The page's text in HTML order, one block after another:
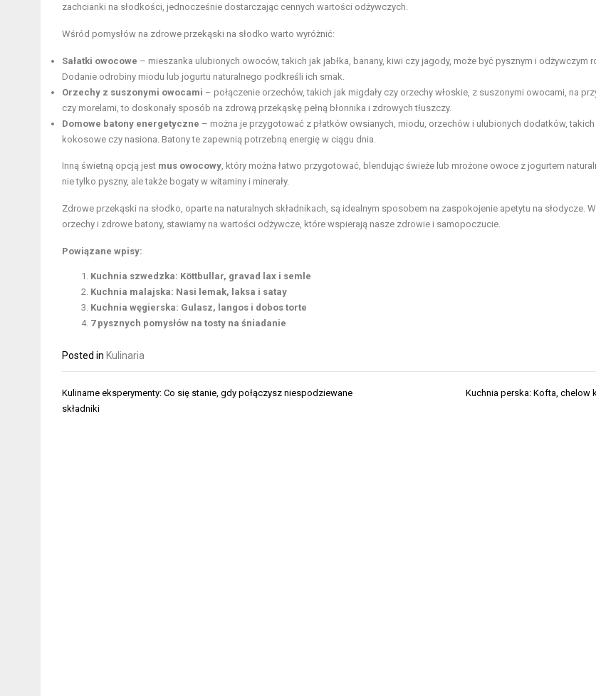
zachcianki na słodkości, jednocześnie dostarczając cennych wartości odżywczych.
Wśród pomysłów na zdrowe przekąski na słodko warto wyróżnić:
Sałatki owocowe – mieszanka ulubionych owoców, takich jak jabłka, banany, kiwi czy jagody, może być pysznym i odżywczym
Dodanie odrobiny miodu lub jogurtu naturalnego podkreśli ich smak.
Orzechy z suszonymi owocami – połączenie orzechów, takich jak migdały czy orzechy włoskie, z suszonymi owocami, na
czy morelami, to doskonały sposób na zdrową przekąskę pełną błonnika i zdrowych tłuszczy.
Domowe batony energetyczne – można je przygotować z płatków owsianych, miodu, orzechów i ulubionych dodatków,
kokosowe czy nasiona. Batony te zapewnią potrzebną energię w ciągu dnia.
Inną świetną opcją jest mus owocowy , który można łatwo przygotować, blendując świeże lub mrożone owoce z jogurtem
nie tylko pyszny, ale także bogaty w witaminy i minerały.
Zdrowe przekąski na słodko, oparte na naturalnych składnikach, są idealnym sposobem na zaspokojenie apetytu na słodycze.
orzechy i zdrowe batony, stawiamy na wartości odżywcze, które wspierają nasze zdrowie i samopoczucie.
Powiązane wpisy:
Kuchnia szwedzka: Köttbullar, gravad lax i semle
Kuchnia malajska: Nasi lemak, laksa i satay
Kuchnia węgierska: Gulasz, langos i dobos torte
7 pysznych pomysłów na tosty na śniadanie
Posted in Kulinaria
Nawigacja
wpisu
Kulinarne eksperymenty: Co się stanie, gdy połączysz niespodziewane
składniki
Kuchnia perska: Kofta, chelow